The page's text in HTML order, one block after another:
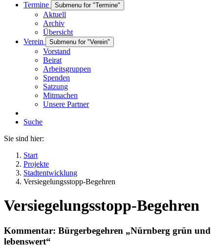
Termine
Submenu for "Termine"
Aktuell
Archiv
Übersicht
Verein
Submenu for "Verein"
Vorstand
Beirat
Arbeitsgruppen
Spenden
Satzung
Mitmachen
Unsere Partner
Suche
Sie sind hier:
Start
Projekte
Stadtentwicklung
Versiegelungsstopp-Begehren
Versiegelungsstopp-Begehren
Kommentar: Bürgerbegehren „Nürnberg grün und
lebenswert“